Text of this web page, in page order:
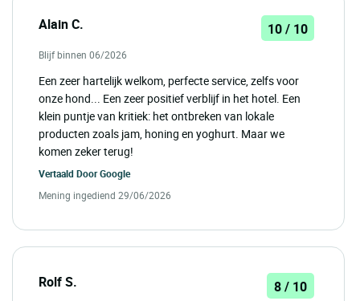
Alain C. 10 / 10
Blijf binnen 06/2026
Een zeer hartelijk welkom, perfecte service, zelfs voor
onze hond... Een zeer positief verblijf in het hotel. Een
klein puntje van kritiek: het ontbreken van lokale
producten zoals jam, honing en yoghurt. Maar we
komen zeker terug!
Vertaald DoorGoogle
Mening ingediend 29/06/2026
Rolf S. 8 / 10